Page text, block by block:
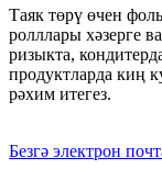
Таяк төрү өчен
ролллары хәзерге
ризыкта,
продуктларда киң
рәхим итегез.
Безгә электрон